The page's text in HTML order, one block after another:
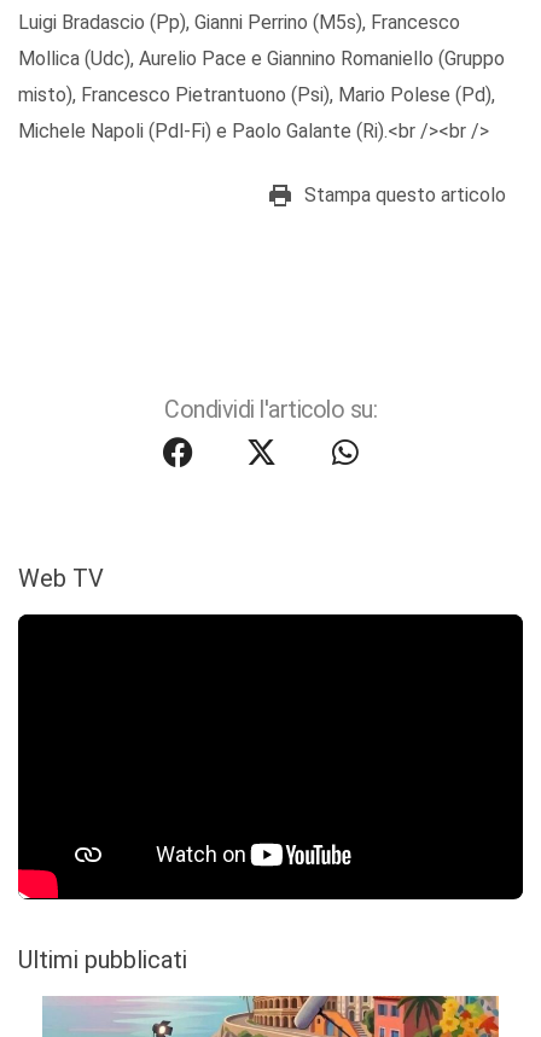
Luigi Bradascio (Pp), Gianni Perrino (M5s), Francesco
Mollica (Udc), Aurelio Pace e Giannino Romaniello (Gruppo
misto), Francesco Pietrantuono (Psi), Mario Polese (Pd),
Michele Napoli (Pdl-Fi) e Paolo Galante (Ri).<br /><br />
Stampa questo articolo
Condividi l'articolo su:
Web TV
Ultimi pubblicati